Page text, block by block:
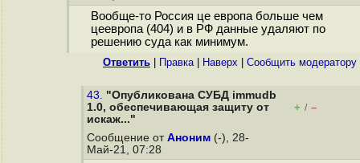
Вообще-то Россия це европа больше чем
цеевропа (404) и в РФ данные удаляют по
решению суда как минимум.
Ответить Правка| Наверх Cообщить модератору
43. "Опубликована СУБД immudb
1.0, обеспечивающая защиту от
искаж..."
+ / –
Сообщение от Аноним (-), 28-
Май-21, 07:28